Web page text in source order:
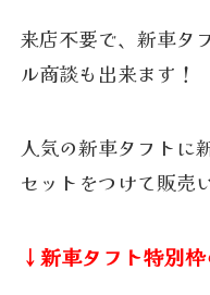
来店不要で、新車タ
ル商談も出来ます！
人気の新車タフトに
セットをつけて販売
↓新車タフト特別